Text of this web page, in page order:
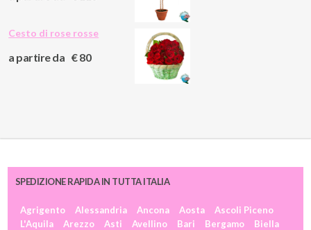
Cesto di rose rosse
a partire da€ 80
SPEDIZIONE RAPIDA IN TUTTA ITALIA
Agrigento Alessandria Ancona Aosta
Ascoli Piceno
L'Aquila
Arezzo Asti Avellino Bari Bergamo
Biella